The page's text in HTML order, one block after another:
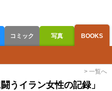
コミック 写真 BOOKS
> 一覧へ
うイラン女性の記録」